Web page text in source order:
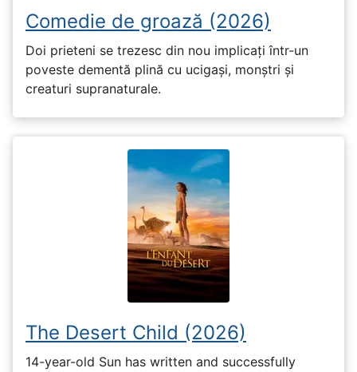
Comedie de groază (2026)
Doi prieteni se trezesc din nou implicați într-un
poveste dementă plină cu ucigași, monștri și
creaturi supranaturale.
The Desert Child (2026)
14-year-old Sun has written and successfully